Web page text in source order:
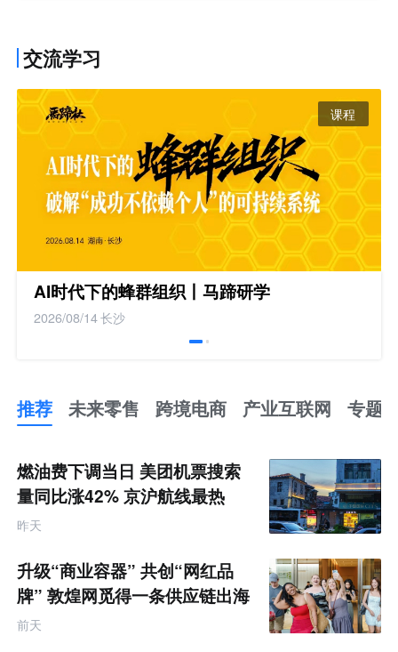
交流学习
课程
AI时代下的蜂群组织丨马蹄研学
2026/08/14长沙
推荐 未来零售 跨境电商 产业互联网 专题
未
来
零
售
跨
境
商
产
业
互
联
网
燃油费下调当日 美团机票搜索
量同比涨42% 京沪航线最热
昨天
升级“商业容器” 共创“网红品
牌” 敦煌网觅得一条供应链出海
的新路径
前天